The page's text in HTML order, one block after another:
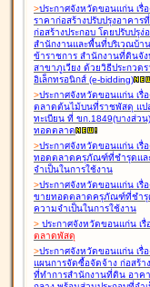
>ประกาศจังหวัดขอนแก่น เรื่อ
ราคาก่อสร้างปรับปรุงอาคาร
ก่อสร้างประกอบ โดยปรับปรุง่
สำนักงานและพื้นที่บริเวณบ้า
ข้าราชการ สำนักงานที่ดินจั
สาขาภูเวียง ด้วยวิธีประกวด
อิเล็กทรอนิกส์ (e-bidding)
>ประกาศจังหวัดขอนแก่น เรื่อ
ตลาดต้นไม้บนที่ราชพัสดุ แป
ทะเบียน ที่ ขก.1849(บางส่ว
ทอดตลาด
>ประกาศจังหวัดขอนแก่น เรื่อ
ทอดตลาดครุภัณฑ์ที่ชำรุดแล
จำเป็นในการใช้งาน
>ประกาศจังหวัดขอนแก่น เรื่อ
ขายทอดตลาดครุภัณฑ์ที่ชำรุ
ความจำเป็นในการใช้งาน
> ประกาศจังหวัดขอนแก่น เรื่
ตลาดพัสดุ
>ประกาศจังหวัดขอนแก่น เรื่อ
แผนการจัดซื้อจัดจ้าง ก่อสร้า
ที่ทำการสำนักงานที่ดิน อาค